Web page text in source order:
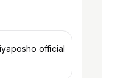
official